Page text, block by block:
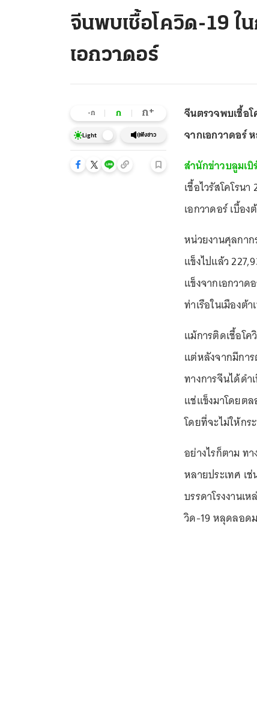
จีนพบเชื้อโควิด-19 ใ
เอกวาดอร์
-ก ก ก+
Light ฟังข่าว
จีนตรวจพบเชื้อ
จากเอกวาดอร์
สำนักข่าวบลูมเบิ
เชื้อไวรัสโคโรน
เอกวาดอร์ เบื้อ
หน่วยงานศุลกาก
แข็งไปแล้ว
แข็งจากเอกวาด
ท่าเรือในเมืองต้
แม้การติดเชื้อโ
แต่หลังจากมีการ
ทางการจีนได้ด
แช่แข็งมาโดยตล
โดยที่จะไม่ให้กร
อย่างไรก็ตาม ทา
หลายประเทศ เ
บรรดาโรงงานเ
วิด-19 หลุดลอด